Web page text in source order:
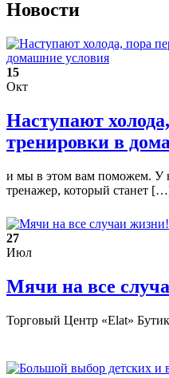
Новости
15
Окт
Наступают
тренировки в
и мы в этом вам поможем. У
тренажер, который станет
27
Июл
Мячи на все
Торговый Центр «Elat»